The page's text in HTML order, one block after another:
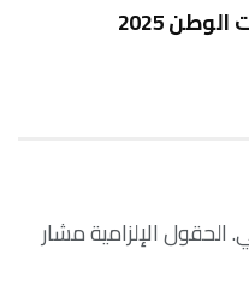
2025
الحقول الإلزامية مشار